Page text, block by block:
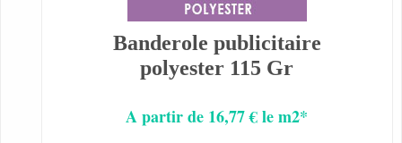
Banderole publicitaire
polyester 115 Gr
A partir de 16,77 € le m2*